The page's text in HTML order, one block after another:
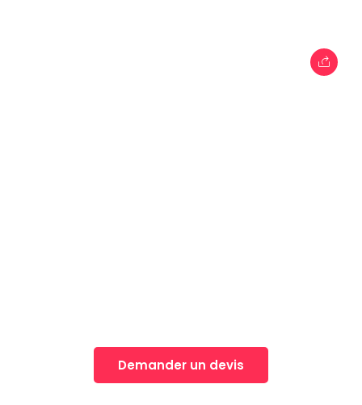
Demander un devis